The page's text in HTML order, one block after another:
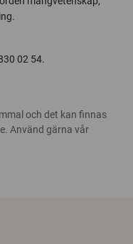
02 54.
och det kan finnas
Använd gärna vår